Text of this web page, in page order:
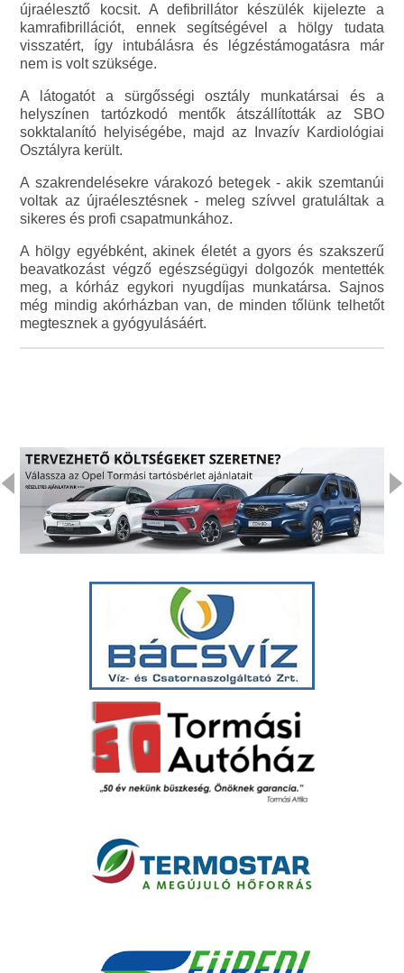
újraélesztő kocsit. A defibrillátor készülék kijelezte a
kamrafibrillációt, ennek segítségével a hölgy tudata
visszatért, így intubálásra és légzéstámogatásra már
nem is volt szüksége.
A látogatót a sürgősségi osztály munkatársai és a
helyszínen tartózkodó mentők átszállították az SBO
sokktalanító helyiségébe, majd az Invazív Kardiológiai
Osztályra került.
A szakrendelésekre várakozó betegek - akik szemtanúi
voltak az újraélesztésnek - meleg szívvel gratuláltak a
sikeres és profi csapatmunkához.
A hölgy egyébként, akinek életét a gyors és szakszerű
beavatkozást végző egészségügyi dolgozók mentették
meg, a kórház egykori nyugdíjas munkatársa. Sajnos
még mindig akórházban van, de minden tőlünk telhetőt
megtesznek a gyógyulásáért.